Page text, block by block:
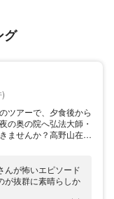
グ
ツアーで、夕食後から
の奥の院へ弘法大師・
ませんか？高野山在住
的な奥之院を見ること
不思議な伝説や高野山
どについてもお話いた
んが怖いエピソード
が抜群に素晴らしか